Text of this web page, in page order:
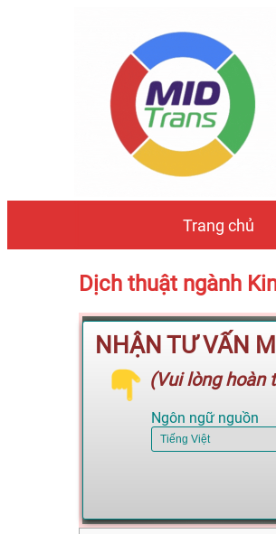
Trang chủ
Dịch thuật ngành
NHẬN TƯ VẤN
(Vui lòng hoàn
Ngôn ngữ nguồn